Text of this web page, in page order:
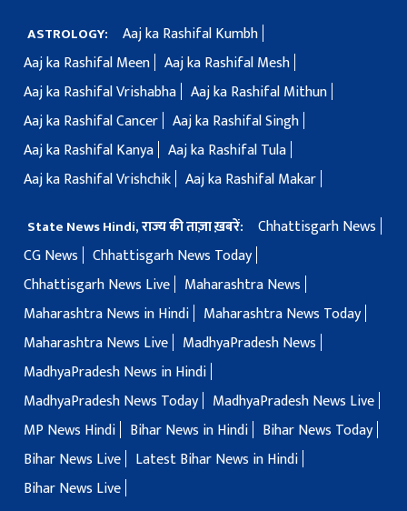
ASTROLOGY:
Aaj ka Rashifal Kumbh
Aaj ka Rashifal Meen Aaj ka Rashifal Mesh
Aaj ka Rashifal Vrishabha Aaj ka Rashifal Mithun
Aaj ka Rashifal Cancer Aaj ka Rashifal Singh
Aaj ka Rashifal Kanya Aaj ka Rashifal Tula
Aaj ka Rashifal Vrishchik Aaj ka Rashifal Makar
State News Hindi, राज्य की ताज़ा ख़बरें:
Chhattisgarh News
CG News
Chhattisgarh News Today
Chhattisgarh News Live
Maharashtra News
Maharashtra News in Hindi
Maharashtra News Today
Maharashtra News Live
MadhyaPradesh News
MadhyaPradesh News in Hindi
MadhyaPradesh News Today
MadhyaPradesh News Live
MP News Hindi
Bihar News in Hindi
Bihar News Today
Bihar News Live
Latest Bihar News in Hindi
Bihar News Live